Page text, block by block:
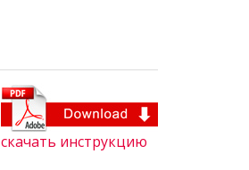
скачать инструкцию